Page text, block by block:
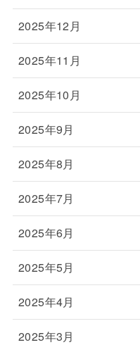
2025年12月
2025年11月
2025年10月
2025年9月
2025年8月
2025年7月
2025年6月
2025年5月
2025年4月
2025年3月